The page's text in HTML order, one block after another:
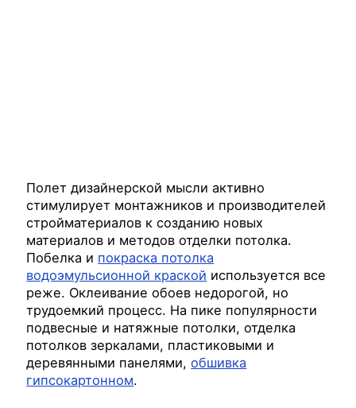
Полет дизайнерской мысли активно
стимулирует монтажников и производителей
стройматериалов к созданию новых
материалов и методов отделки потолка.
Побелка и покраска потолка
водоэмульсионной краской используется все
реже. Оклеивание обоев недорогой, но
трудоемкий процесс. На пике популярности
подвесные и натяжные потолки, отделка
потолков зеркалами, пластиковыми и
деревянными панелями,обшивка
гипсокартонном.